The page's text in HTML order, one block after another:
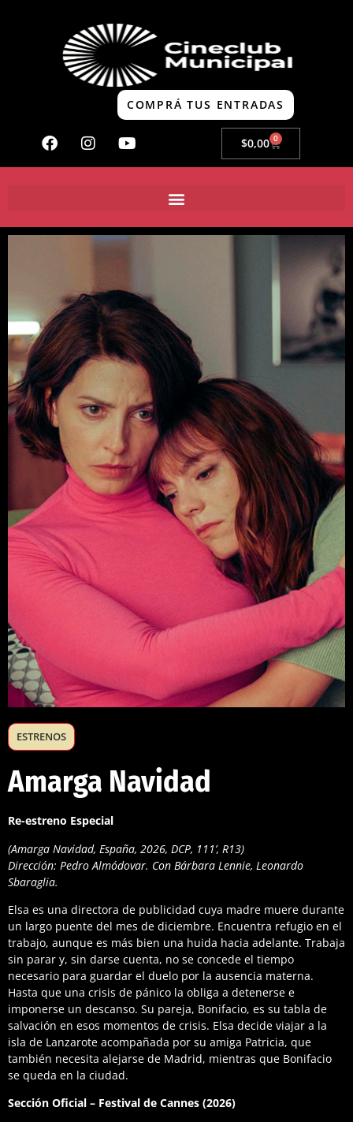
COMPRÁ TUS ENTRADAS
$0,00 0
ESTRENOS
Amarga Navidad
Re-estreno Especial
(Amarga Navidad, España, 2026, DCP, 111’, R13)
Dirección: Pedro Almódovar. Con Bárbara Lennie, Leonardo
Sbaraglia.
Elsa es una directora de publicidad cuya madre muere durante
un largo puente del mes de diciembre. Encuentra refugio en el
trabajo, aunque es más bien una huida hacia adelante. Trabaja
sin parar y, sin darse cuenta, no se concede el tiempo
necesario para guardar el duelo por la ausencia materna.
Hasta que una crisis de pánico la obliga a detenerse e
imponerse un descanso. Su pareja, Bonifacio, es su tabla de
salvación en esos momentos de crisis. Elsa decide viajar a la
isla de Lanzarote acompañada por su amiga Patricia, que
también necesita alejarse de Madrid, mientras que Bonifacio
se queda en la ciudad.
Sección Oficial – Festival de Cannes (2026)